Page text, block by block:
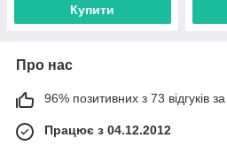
Купити
Про нас
96% позитивних з 73 відгуків за
Працює з 04.12.2012